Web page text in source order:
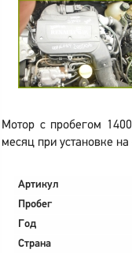
Мотор с пробегом
месяц при установке
Артикул
Пробег
Год
Страна